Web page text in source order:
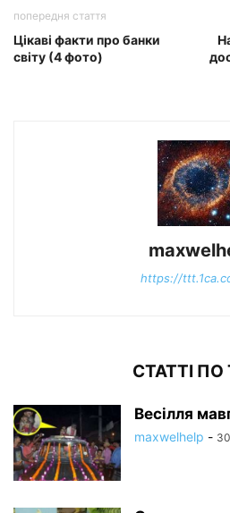
попередня стаття
Цікаві факти про банки
світу (4 фото)
https://
СТАТТІ ПО
Весілля
maxwelhelp -